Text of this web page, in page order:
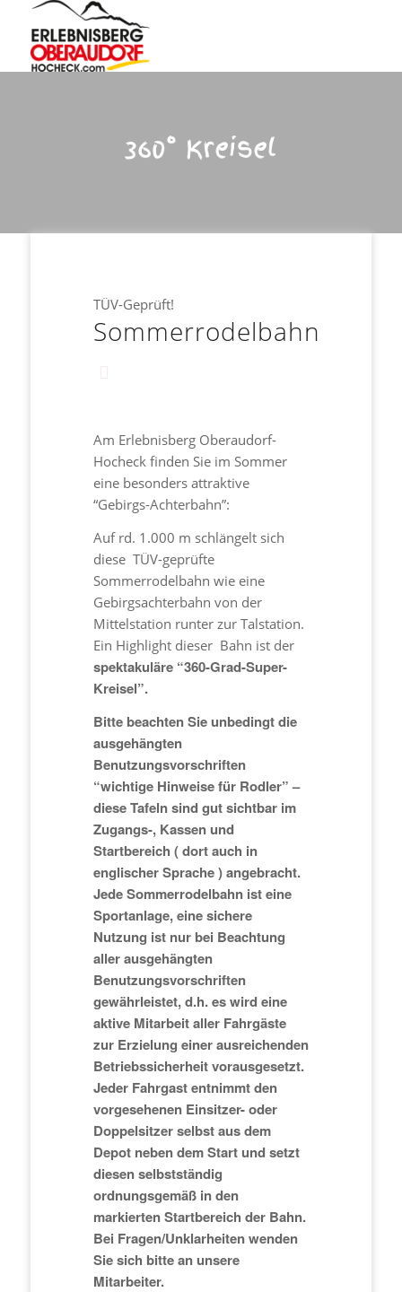
360° Kreisel
TÜV-Geprüft!
Sommerrodelbahn
Am Erlebnisberg Oberaudorf-
Hocheck finden Sie im Sommer
eine besonders attraktive
“Gebirgs-Achterbahn”:
Auf rd. 1.000 m schlängelt sich
diese TÜV-geprüfte
Sommerrodelbahn wie eine
Gebirgsachterbahn von der
Mittelstation runter zur Talstation.
Ein Highlight dieser Bahn ist der
spektakuläre “360-Grad-Super-
Kreisel”.
Bitte beachten Sie unbedingt die
ausgehängten
Benutzungsvorschriften
“wichtige Hinweise für Rodler” –
diese Tafeln sind gut sichtbar im
Zugangs-, Kassen und
Startbereich ( dort auch in
englischer Sprache ) angebracht.
Jede Sommerrodelbahn ist eine
Sportanlage, eine sichere
Nutzung ist nur bei Beachtung
aller ausgehängten
Benutzungsvorschriften
gewährleistet, d.h. es wird eine
aktive Mitarbeit aller Fahrgäste
zur Erzielung einer ausreichenden
Betriebssicherheit vorausgesetzt.
Jeder Fahrgast entnimmt den
vorgesehenen Einsitzer- oder
Doppelsitzer selbst aus dem
Depot neben dem Start und setzt
diesen selbstständig
ordnungsgemäß in den
markierten Startbereich der Bahn.
Bei Fragen/Unklarheiten wenden
Sie sich bitte an unsere
Mitarbeiter.